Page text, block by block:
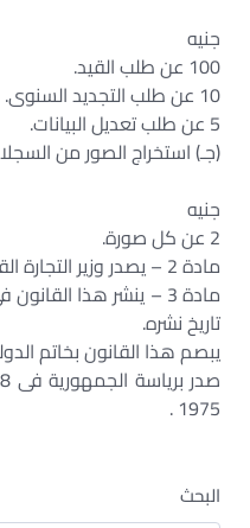
جنيه
100 عن طلب القيد.
10 عن طلب التجديد السنوى.
5 عن طلب تعديل البيانات.
(جـ) استخراج الصور من
جنيه
2 عن كل صورة.
مادة 2 – يصدر وزير التجارة القرارات اللازمة لتنفيذ هذا القانون.
مادة 3 – ينشر هذا
تاريخ نشره.
يبصم هذا القانون بخاتم
1975 .
البحث